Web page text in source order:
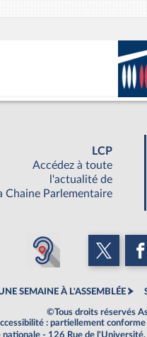
LCP
Accédez à toute
l'actualité de
Chaine Parlementaire
SEMAINE À L'ASSEMBLÉE
©Tous droits réservés
: partiellement conforme
nationale - 126 Rue de